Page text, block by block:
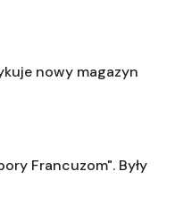
nowy magazyn
Francuzom". Były